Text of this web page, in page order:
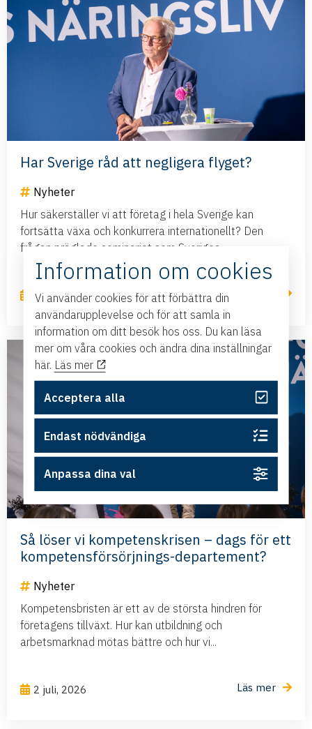
Har Sverige råd att negligera flyget?
Nyheter
Hur säkerställer vi att företag i hela Sverige kan
fortsätta växa och konkurrera internationellt? Den
frågan präglade seminariet som Sveriges...
2 juli, 2026
Så löser vi kompetenskrisen – dags för ett
kompetensförsörjnings-departement?
Nyheter
Kompetensbristen är ett av de största hindren för
företagens tillväxt. Hur kan utbildning och
arbetsmarknad mötas bättre och hur vi...
2 juli, 2026 Läs mer
Information om cookies
Vi använder cookies för att förbättra din
användarupplevelse och för att samla in
information om ditt besök hos oss. Du kan läsa
mer om våra cookies och ändra dina inställningar
här. Läs mer
Acceptera alla
Endast nödvändiga
Anpassa dina val